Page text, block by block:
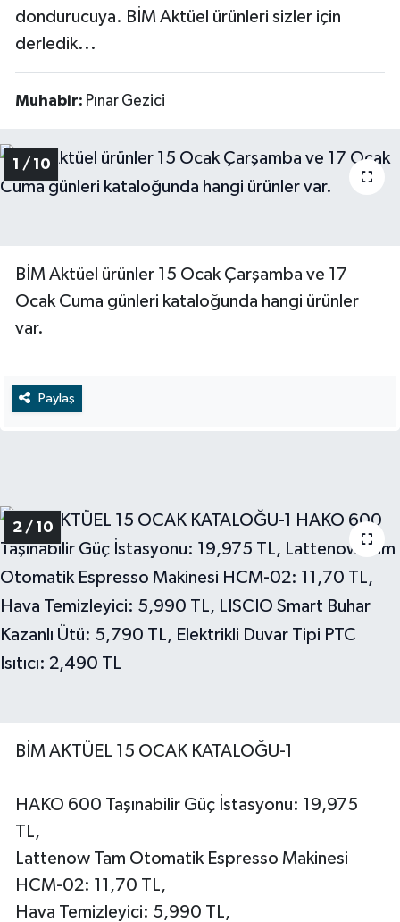
dondurucuya. BİM Aktüel ürünleri sizler için
derledik...
Muhabir: Pınar Gezici
1 / 10
BİM Aktüel ürünler 15 Ocak Çarşamba ve 17
Ocak Cuma günleri kataloğunda hangi ürünler
var.
Paylaş
2 / 10
BİM AKTÜEL 15 OCAK KATALOĞU-1
HAKO 600 Taşınabilir Güç İstasyonu: 19,975
TL,
Lattenow Tam Otomatik Espresso Makinesi
HCM-02: 11,70 TL,
Hava Temizleyici: 5,990 TL,